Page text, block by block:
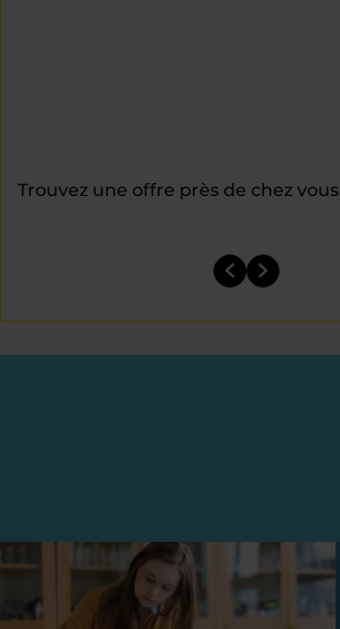
Trouvez une offre près de chez vous